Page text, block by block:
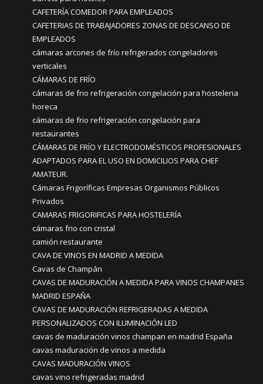
CAFETERÍA COMEDOR PARA EMPLEADOS
CAFETERIAS DE TRABAJADORES ZONAS DE DESCANSO DE
EMPLEADOS
cámaras arcones de frío refrigerados congeladores
verticales
CÁMARAS DE FRÍO
cámaras de frio refrigeración congelación para hosteleria
horeca
cámaras de frio refrigeración congelación para
restaurantes
CÁMARAS DE FRÍO Y ELECTRODOMÉSTICOS PROFESIONALES
ADAPTADOS PARA EL USO EN DOMICILIOS PARA CHEF
AMATEUR.
Cámaras Frigoríficas Empresas Organismos Públicos
Privados
CAMARAS FRIGORIFICAS PARA HOSTELERÍA
cámaras frio con cristal
camión restaurante
CAVA DE VINOS EN MADRID A MEDIDA
Cavas de Champán
CAVAS DE MADURACIÓN A MEDIDA PARA VINOS CHAMPANES
MADRID ESPAÑA
CAVAS DE MADURACIÓN REFRIGERADAS A MEDIDA
PERSONALIZADOS CON ILUMINACIÓN LED
cavas de maduración vinos champan en madrid España
cavas maduración de vinos a medida
CAVAS MADURACIÓN VINOS
cavas vino refrigeradas madrid